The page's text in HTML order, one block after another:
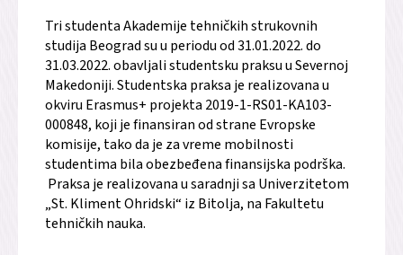
Tri studenta Akademije tehničkih strukovnih
studija Beograd su u periodu od 31.01.2022. do
31.03.2022. obavljali studentsku praksu u Severnoj
Makedoniji. Studentska praksa je realizovana u
okviru Erasmus+ projekta 2019-1-RS01-KA103-
000848, koji je finansiran od strane Evropske
komisije, tako da je za vreme mobilnosti
studentima bila obezbeđena finansijska podrška.
Praksa je realizovana u saradnji sa Univerzitetom
„St. Kliment Ohridski“ iz Bitolja, na Fakultetu
tehničkih nauka.